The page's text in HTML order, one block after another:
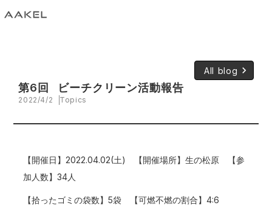
All blog keyboard_arrow_right
第6回 ビーチクリーン活動報告
2022/4/2 Topics
【開催日】2022.04.02(土) 【開催場所】生の松原 【参
加人数】34人
【拾ったゴミの袋数】5袋 【可燃不燃の割合】4:6